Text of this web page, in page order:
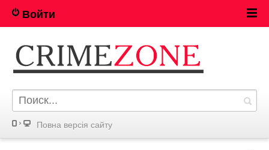
Войти
Повна версія сайту